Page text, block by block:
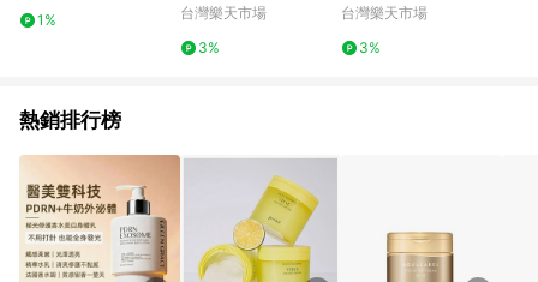
1%
ml~優惠價:4600元｜
台灣樂天市場
3%
淡香水100ml 優惠價:5
台灣樂天市場
3%
熱銷排行榜